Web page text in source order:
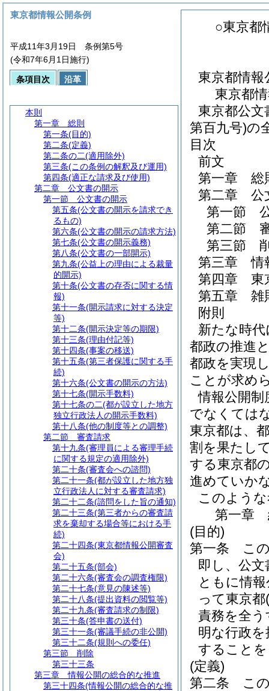
○東京都
東京都情
東京都
東京都公
第百九号)の
目次
前文
第一章
総
第二章
公
第一節
第二節
第三節
第三章
情
第四章
東
第五章
雑
附則
新たな時
都政の推進
都政を実現
ことが求め
情報公開
でなくては
東京都は、
割を果たし
する東京都
進めていか
このよう
第一章
(目的)
第一条
こ
即し、公
ともに情
って東京都
責務を全
明な行政
すること
(定義)
第二条
こ
東京都情報公開条例
平成11年3月19日 条例第5号
(令和7年6月1日施行)
条項目次 沿革
本則
第一章
総則
第一条(目的)
第二条(定義)
第二条の二(適用除外)
第三条(この条例の解釈及び運用)
第四条(適正な請求及び使用)
第二章
公文書の開示
第一節
公文書の開示
第五条(公文書の開示を請求でき
るもの)
第六条(公文書の開示の請求方法)
第七条(公文書の開示義務)
第八条(公文書の一部開示)
第九条(公益上の理由による裁量
的開示)
第十条(公文書の存否に関する情
報)
第十一条(開示請求に対する決定
等)
第十二条(開示決定等の期限)
第十三条(理由付記等)
第十四条(事案の移送)
第十五条(第三者保護に関する手
続)
第十六条(公文書の開示の方法)
第十七条(開示手数料)
第十七条の二(都が設立した地方
独立行政法人の開示手数料)
第十八条(他の制度等との調整)
第二節
審査請求
第十九条(審理員による審理手続
に関する規定の適用除外)
第二十条(審査会への諮問)
第二十一条(都が設立した地方独
立行政法人に対する審査請求)
第二十二条(諮問をした旨の通知)
第二十三条(第三者からの審査請
求を棄却する場合等における手
続)
第二十四条(東京都情報公開審査
会)
第二十五条(部会)
第二十六条(審査会の調査権限)
第二十七条(意見の陳述等)
第二十八条(提出資料の閲覧等)
第二十九条(審査請求の制限)
第三十条(答申書の送付)
第三十一条(審議手続の非公開)
第三十二条(規則への委任)
第三節
削除
第三十三条
第三章
情報公開の総合的な推進
第三十四条(情報公開の総合的な推